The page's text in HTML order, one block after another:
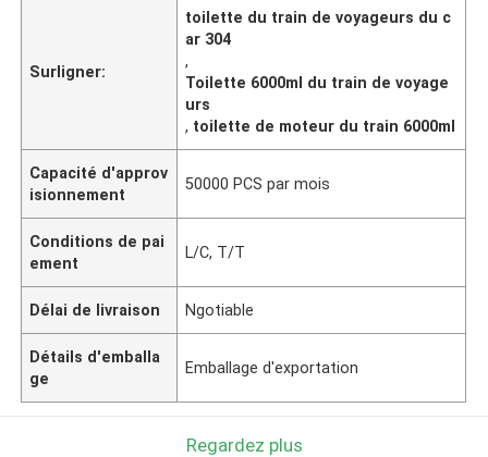
Surligner:
toilette du train de voyageurs du c
ar 304
,
Toilette 6000ml du train de voyage
urs
, toilette de moteur du train 6000ml
Capacité d'approv
isionnement
50000 PCS par mois
Conditions de pai
ement
L/C, T/T
Délai de livraison Ngotiable
Détails d'emballa
ge
Emballage d'exportation
Regardez plus